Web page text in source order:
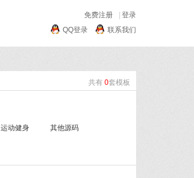
免费注册
登录
QQ登录
联系我们
共有 0套模板
运动健身 其他源码